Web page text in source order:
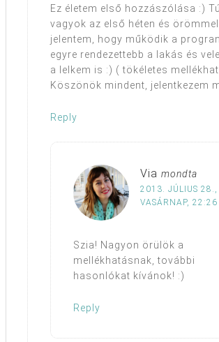
Ez életem első hozzászólása :) Túl
vagyok az első héten és örömmel
jelentem, hogy működik a
egyre rendezettebb a lakás és
a lelkem is :) ( tökéletes
Köszönök mindent, jelentkezem
Reply
Via mondta
2013. JÚLIUS 28.,
VASÁRNAP, 22:26
Szia! Nagyon örülök a
mellékhatásnak, további
hasonlókat kívánok! :)
Reply